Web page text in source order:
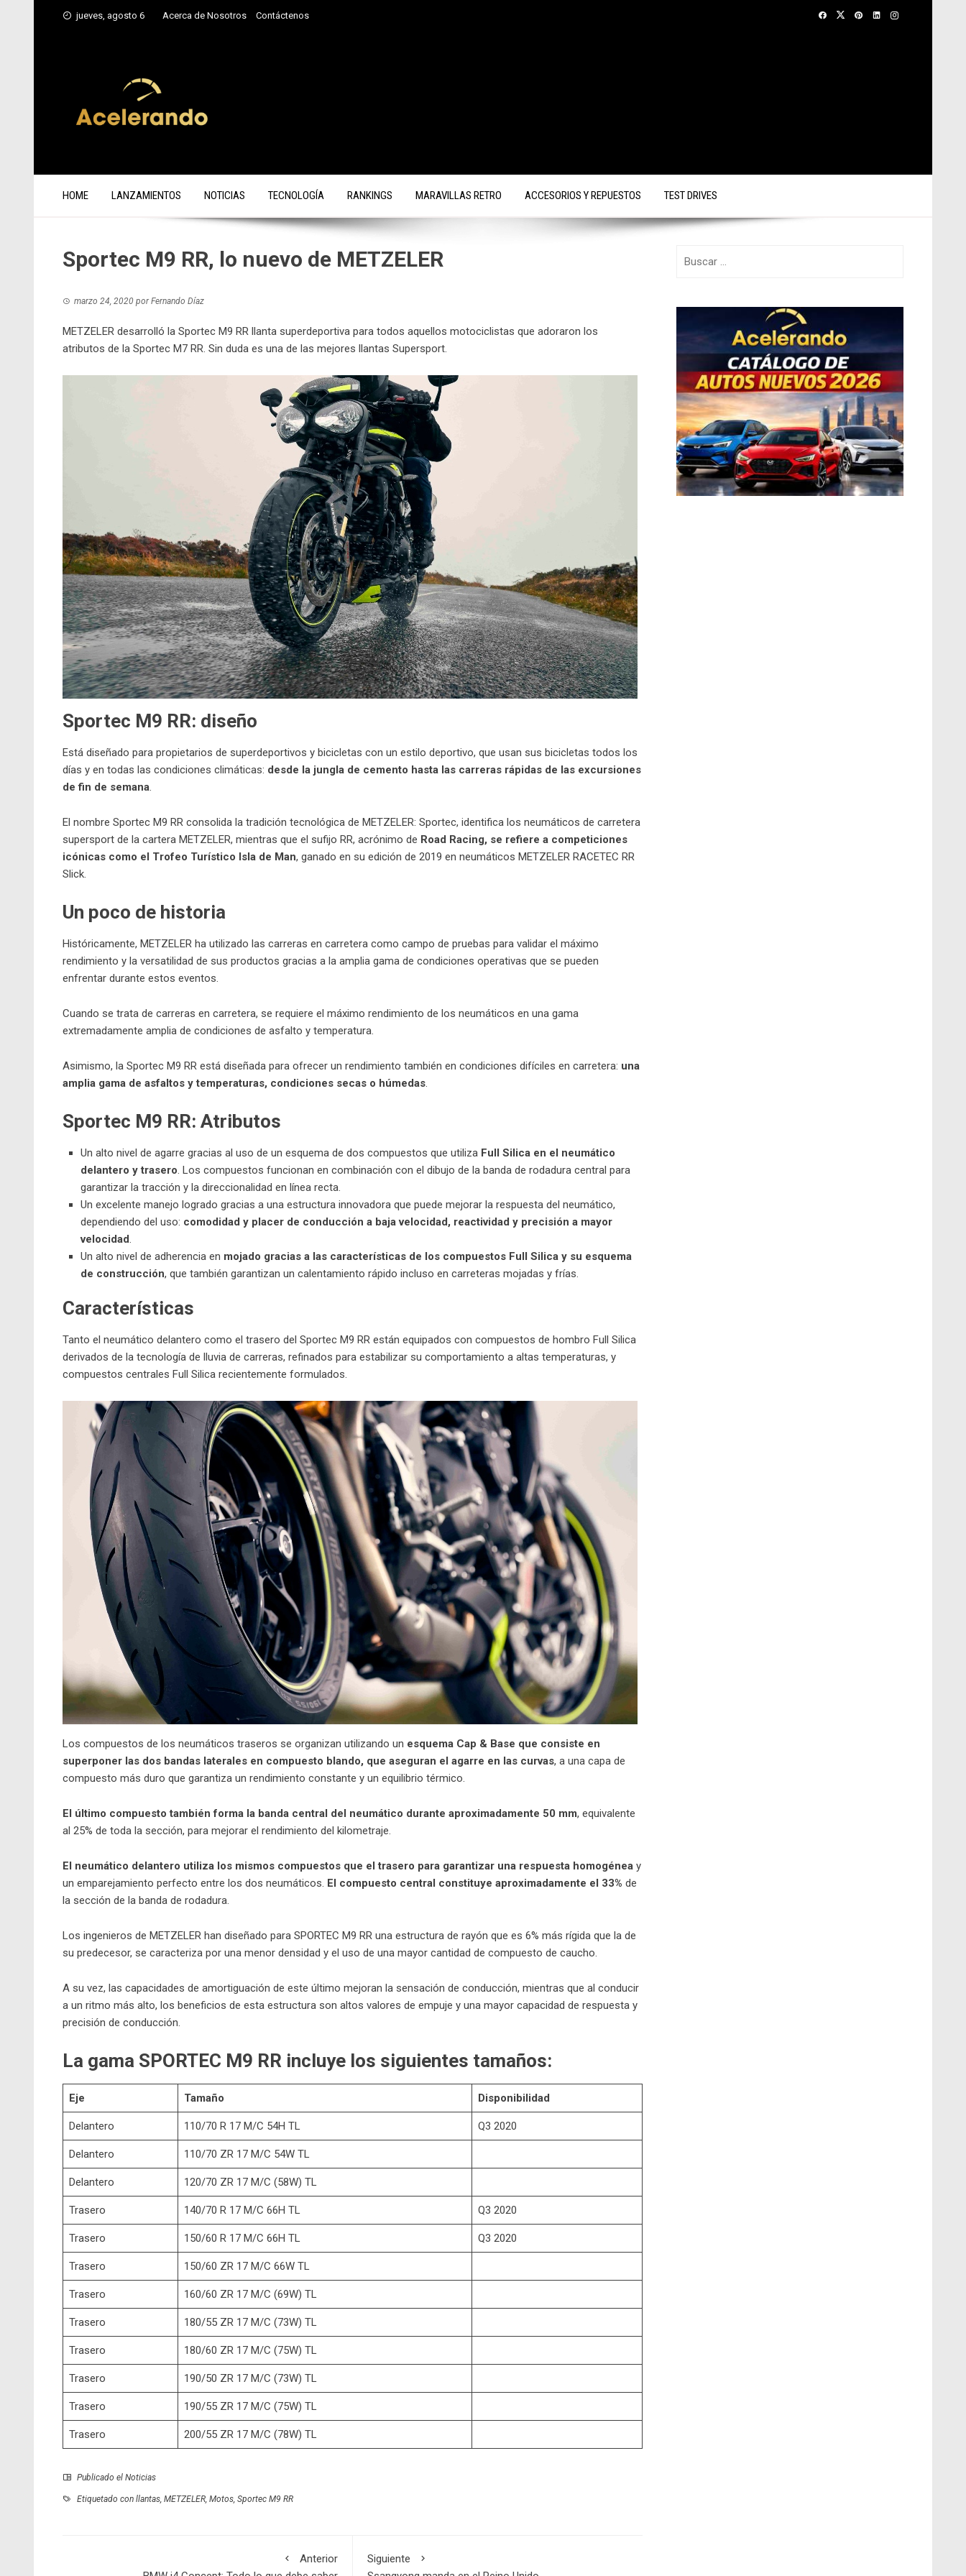
jueves, agosto 6 Acerca de Nosotros Contáctenos
HOME LANZAMIENTOS NOTICIAS TECNOLOGÍA RANKINGS MARAVILLAS RETRO ACCESORIOS Y REPUESTOS TEST DRIVES
Sportec M9 RR, lo nuevo de METZELER
marzo 24, 2020 porFernando Díaz
METZELER desarrolló la Sportec M9 RR llanta superdeportiva para todos aquellos motociclistas que adoraron los
atributos de la Sportec M7 RR. Sin duda es una de las mejores llantas Supersport.
Sportec M9 RR: diseño
Está diseñado para propietarios de superdeportivos y bicicletas con un estilo deportivo, que usan sus bicicletas todos los
días y en todas las condiciones climáticas: desde la jungla de cemento hasta las carreras rápidas de las excursiones
de fin de semana.
El nombre Sportec M9 RR consolida la tradición tecnológica de METZELER: Sportec, identifica los neumáticos de carretera
supersport de la cartera METZELER, mientras que el sufijo RR, acrónimo de Road Racing, se refiere a competiciones
icónicas como el Trofeo Turístico Isla de Man, ganado en su edición de 2019 en neumáticos METZELER RACETEC RR
Slick.
Un poco de historia
Históricamente, METZELER ha utilizado las carreras en carretera como campo de pruebas para validar el máximo
rendimiento y la versatilidad de sus productos gracias a la amplia gama de condiciones operativas que se pueden
enfrentar durante estos eventos.
Cuando se trata de carreras en carretera, se requiere el máximo rendimiento de los neumáticos en una gama
extremadamente amplia de condiciones de asfalto y temperatura.
Asimismo, la Sportec M9 RR está diseñada para ofrecer un rendimiento también en condiciones difíciles en carretera: una
amplia gama de asfaltos y temperaturas, condiciones secas o húmedas.
Sportec M9 RR: Atributos
Un alto nivel de agarre gracias al uso de un esquema de dos compuestos que utiliza Full Silica en el neumático
delantero y trasero. Los compuestos funcionan en combinación con el dibujo de la banda de rodadura central para
garantizar la tracción y la direccionalidad en línea recta.
Un excelente manejo logrado gracias a una estructura innovadora que puede mejorar la respuesta del neumático,
dependiendo del uso: comodidad y placer de conducción a baja velocidad, reactividad y precisión a mayor
velocidad.
Un alto nivel de adherencia en mojado gracias a las características de los compuestos Full Silica y su esquema
de construcción, que también garantizan un calentamiento rápido incluso en carreteras mojadas y frías.
Características
Tanto el neumático delantero como el trasero del Sportec M9 RR están equipados con compuestos de hombro Full Silica
derivados de la tecnología de lluvia de carreras, refinados para estabilizar su comportamiento a altas temperaturas, y
compuestos centrales Full Silica recientemente formulados.
Los compuestos de los neumáticos traseros se organizan utilizando un esquema Cap & Base que consiste en
superponer las dos bandas laterales en compuesto blando, que aseguran el agarre en las curvas, a una capa de
compuesto más duro que garantiza un rendimiento constante y un equilibrio térmico.
El último compuesto también forma la banda central del neumático durante aproximadamente 50 mm, equivalente
al 25% de toda la sección, para mejorar el rendimiento del kilometraje.
El neumático delantero utiliza los mismos compuestos que el trasero para garantizar una respuesta homogénea y
un emparejamiento perfecto entre los dos neumáticos. El compuesto central constituye aproximadamente el 33% de
la sección de la banda de rodadura.
Los ingenieros de METZELER han diseñado para SPORTEC M9 RR una estructura de rayón que es 6% más rígida que la de
su predecesor, se caracteriza por una menor densidad y el uso de una mayor cantidad de compuesto de caucho.
A su vez, las capacidades de amortiguación de este último mejoran la sensación de conducción, mientras que al conducir
a un ritmo más alto, los beneficios de esta estructura son altos valores de empuje y una mayor capacidad de respuesta y
precisión de conducción.
La gama SPORTEC M9 RR incluye los siguientes tamaños:
Eje Tamaño Disponibilidad
Delantero 110/70 R 17 M/C 54H TL Q3 2020
Delantero 110/70 ZR 17 M/C 54W TL
Delantero 120/70 ZR 17 M/C (58W) TL
Trasero 140/70 R 17 M/C 66H TL Q3 2020
Trasero 150/60 R 17 M/C 66H TL Q3 2020
Trasero 150/60 ZR 17 M/C 66W TL
Trasero 160/60 ZR 17 M/C (69W) TL
Trasero 180/55 ZR 17 M/C (73W) TL
Trasero 180/60 ZR 17 M/C (75W) TL
Trasero 190/50 ZR 17 M/C (73W) TL
Trasero 190/55 ZR 17 M/C (75W) TL
Trasero 200/55 ZR 17 M/C (78W) TL
Publicado el Noticias
Etiquetado con llantas, METZELER, Motos, Sportec M9 RR
Anterior
Siguiente